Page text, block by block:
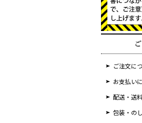
ご注文に
お支払い
配送・送
包装・の